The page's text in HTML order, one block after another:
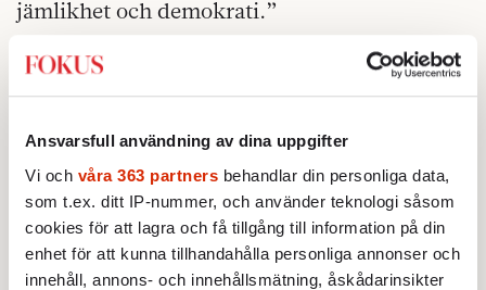
Ansvarsfull användning av dina uppgifter
Vi och våra 363 partners behandlar din personliga data,
som t.ex. ditt IP-nummer, och använder teknologi såsom
cookies för att lagra och få tillgång till information på din
enhet för att kunna tillhandahålla personliga annonser och
innehåll, annons- och innehållsmätning, åskådarinsikter
jämlikhet och demokrati.”
Förbannelsen
Hur Sverige fastnade i 90-talet och
förlorade framtiden
Karin Pettersson